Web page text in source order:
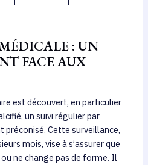
: UN
FACE AUX
est découvert, en particulier
un suivi régulier par
Cette surveillance,
mois, vise à s’assurer que
ne change pas de forme. Il